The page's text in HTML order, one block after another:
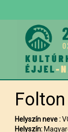
Helyszín neve :
Helyszín: